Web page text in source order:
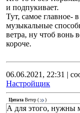
и подпукивает.
Тут, самое главное-
музыкальные
ветра, ну чтоб вонь
короче.
06.06.2021, 22:31 |
Настройщик
Цитата Ветер ( )
А для этого, нужны